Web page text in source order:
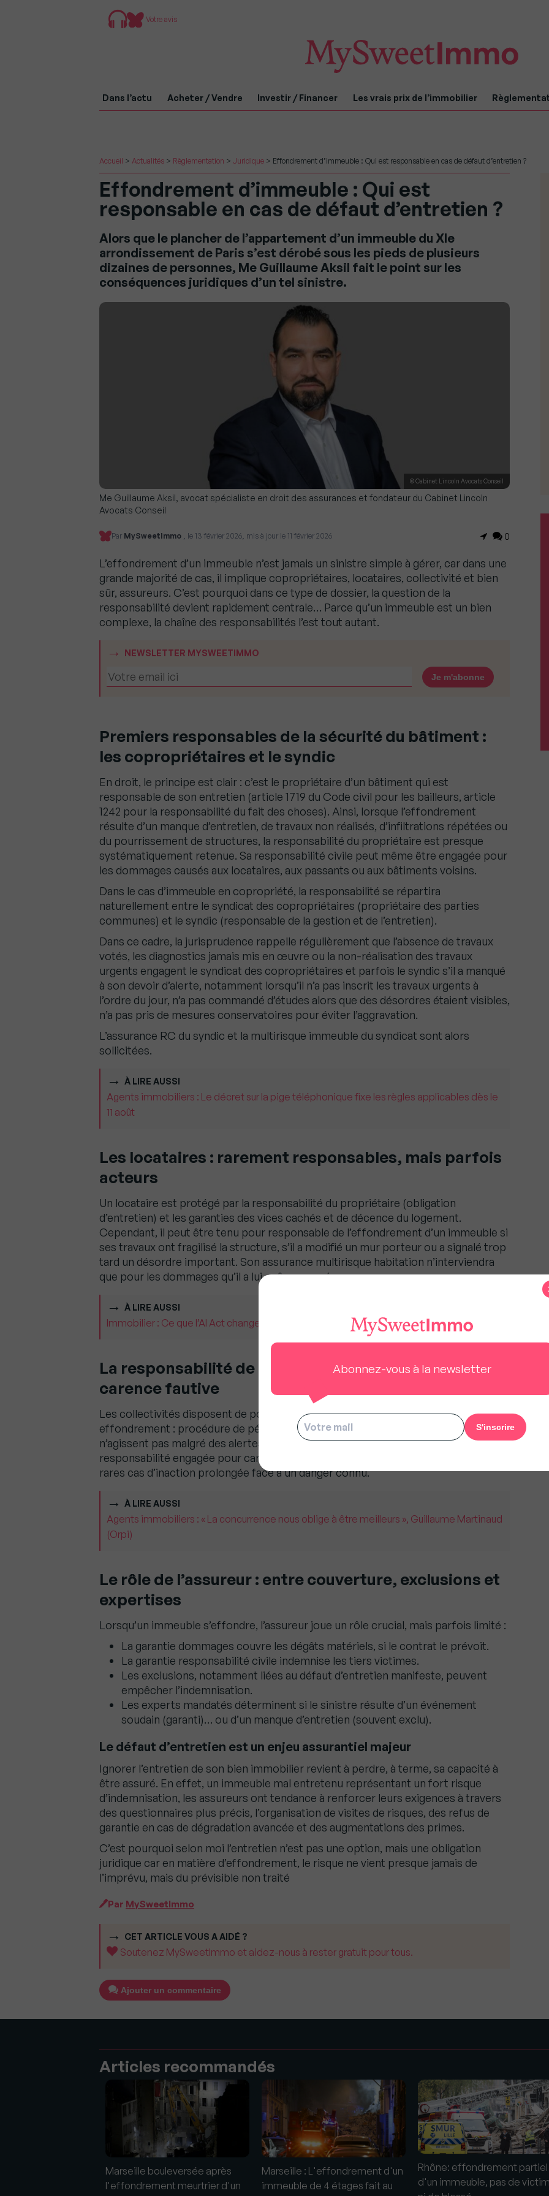
Votre avis
Dans l’actu Acheter / Vendre Investir / Financer Les vrais prix de l’immobilier
Accueil > Actualités > Règlementation > Juridique > Effondrement d’immeuble : Qui est responsable en cas de défaut d’entretien ?
Effondrement d’immeuble : Qui est
responsable en cas de défaut d’entretien ?
Alors que le plancher de l’appartement d’un immeuble du XIe
arrondissement de Paris s’est dérobé sous les pieds de plusieurs
dizaines de personnes, Me Guillaume Aksil fait le point sur les
conséquences juridiques d’un tel sinistre.
© Cabinet Lincoln Avocats Conseil
Me Guillaume Aksil, avocat spécialiste en droit des assurances et fondateur du Cabinet Lincoln
Avocats Conseil
Par MySweetImmo , le 13 février 2026, mis à jour le 11 février 2026 0
L’effondrement d’un immeuble n’est jamais un sinistre simple à gérer, car dans une
grande majorité de cas, il implique copropriétaires, locataires, collectivité et bien
sûr, assureurs. C’est pourquoi dans ce type de dossier, la question de la
responsabilité devient rapidement centrale… Parce qu’un immeuble est un bien
complexe, la chaîne des responsabilités l’est tout autant.
NEWSLETTER MYSWEETIMMO
Premiers responsables de la sécurité du bâtiment :
les copropriétaires et le syndic
En droit, le principe est clair : c’est le propriétaire d’un bâtiment qui est
responsable de son entretien (article 1719 du Code civil pour les bailleurs, article
1242 pour la responsabilité du fait des choses). Ainsi, lorsque l’effondrement
résulte d’un manque d’entretien, de travaux non réalisés, d’infiltrations répétées ou
du pourrissement de structures, la responsabilité du propriétaire est presque
systématiquement retenue. Sa responsabilité civile peut même être engagée pour
les dommages causés aux locataires, aux passants ou aux bâtiments voisins.
Dans le cas d’immeuble en copropriété, la responsabilité se répartira
naturellement entre le syndicat des copropriétaires (propriétaire des parties
communes) et le syndic (responsable de la gestion et de l’entretien).
Dans ce cadre, la jurisprudence rappelle régulièrement que l’absence de travaux
votés, les diagnostics jamais mis en œuvre ou la non-réalisation des travaux
urgents engagent le syndicat des copropriétaires et parfois le syndic s’il a manqué
à son devoir d’alerte, notamment lorsqu’il n’a pas inscrit les travaux urgents à
l’ordre du jour, n’a pas commandé d’études alors que des désordres étaient visibles,
n’a pas pris de mesures conservatoires pour éviter l’aggravation.
L’assurance RC du syndic et la multirisque immeuble du syndicat sont alors
sollicitées.
À LIRE AUSSI
Agents immobiliers : Le décret sur la pige téléphonique fixe les règles applicables dès le
11 août
Les locataires : rarement responsables, mais parfois
acteurs
Un locataire est protégé par la responsabilité du propriétaire (obligation
d’entretien) et les garanties des vices cachés et de décence du logement.
Cependant, il peut être tenu pour responsable de l’effondrement d’un immeuble si
ses travaux ont fragilisé la structure, s’il a modifié un mur porteur ou a signalé trop
tard un désordre important. Son assurance multirisque habitation n’interviendra
que pour les dommages qu’il a lui-même causés.
À LIRE AUSSI
Immobilier : Ce que l’AI Act change vraiment pour les agences depuis le 2 août 2026
La responsabilité de la commune engagée en cas de
carence fautive
Les collectivités disposent de pouvoirs de police permettant d’éviter un
effondrement : procédure de péril, évacuation et injonction de travaux. Si elles
n’agissent pas malgré des alertes répétées, elles peuvent donc voir leur
responsabilité engagée pour carence. Dans les faits, cela est exceptionnel, dans de
rares cas d’inaction prolongée face à un danger connu.
À LIRE AUSSI
Agents immobiliers : « La concurrence nous oblige à être meilleurs », Guillaume Martinaud
(Orpi)
Le rôle de l’assureur : entre couverture, exclusions et
expertises
Lorsqu’un immeuble s’effondre, l’assureur joue un rôle crucial, mais parfois limité :
La garantie dommages couvre les dégâts matériels, si le contrat le prévoit.
La garantie responsabilité civile indemnise les tiers victimes.
Les exclusions, notamment liées au défaut d’entretien manifeste, peuvent
empêcher l’indemnisation.
Les experts mandatés déterminent si le sinistre résulte d’un événement
soudain (garanti)… ou d’un manque d’entretien (souvent exclu).
Le défaut d’entretien est un enjeu assurantiel majeur
Ignorer l’entretien de son bien immobilier revient à perdre, à terme, sa capacité à
être assuré. En effet, un immeuble mal entretenu représentant un fort risque
d’indemnisation, les assureurs ont tendance à renforcer leurs exigences à travers
des questionnaires plus précis, l’organisation de visites de risques, des refus de
garantie en cas de dégradation avancée et des augmentations des primes.
C’est pourquoi selon moi l’entretien n’est pas une option, mais une obligation
juridique car en matière d’effondrement, le risque ne vient presque jamais de
l’imprévu, mais du prévisible non traité
Par MySweetImmo
CET ARTICLE VOUS A AIDÉ ?
Soutenez MySweetImmo et aidez-nous à rester gratuit pour tous.
Ajouter un commentaire
Articles recommandés
Marseille bouleversée après
l'effondrement meurtrier d'un
Marseille : L'effondrement d'un
immeuble de 4 étages fait au
Rhône: effondrement partiel
d'un immeuble, pas de
Abonnez-vous à la newsletter